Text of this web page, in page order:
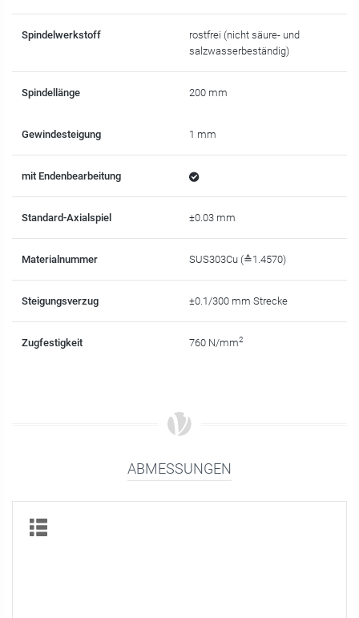
Spindelwerkstoff
rostfrei (nicht säure- und
salzwasserbeständig)
Spindellänge 200 mm
Gewindesteigung 1 mm
mit Endenbearbeitung
Standard-Axialspiel ±0.03 mm
Materialnummer SUS303Cu (≙1.4570)
Steigungsverzug ±0.1/300 mm Strecke
Zugfestigkeit 760 N/mm2
ABMESSUNGEN